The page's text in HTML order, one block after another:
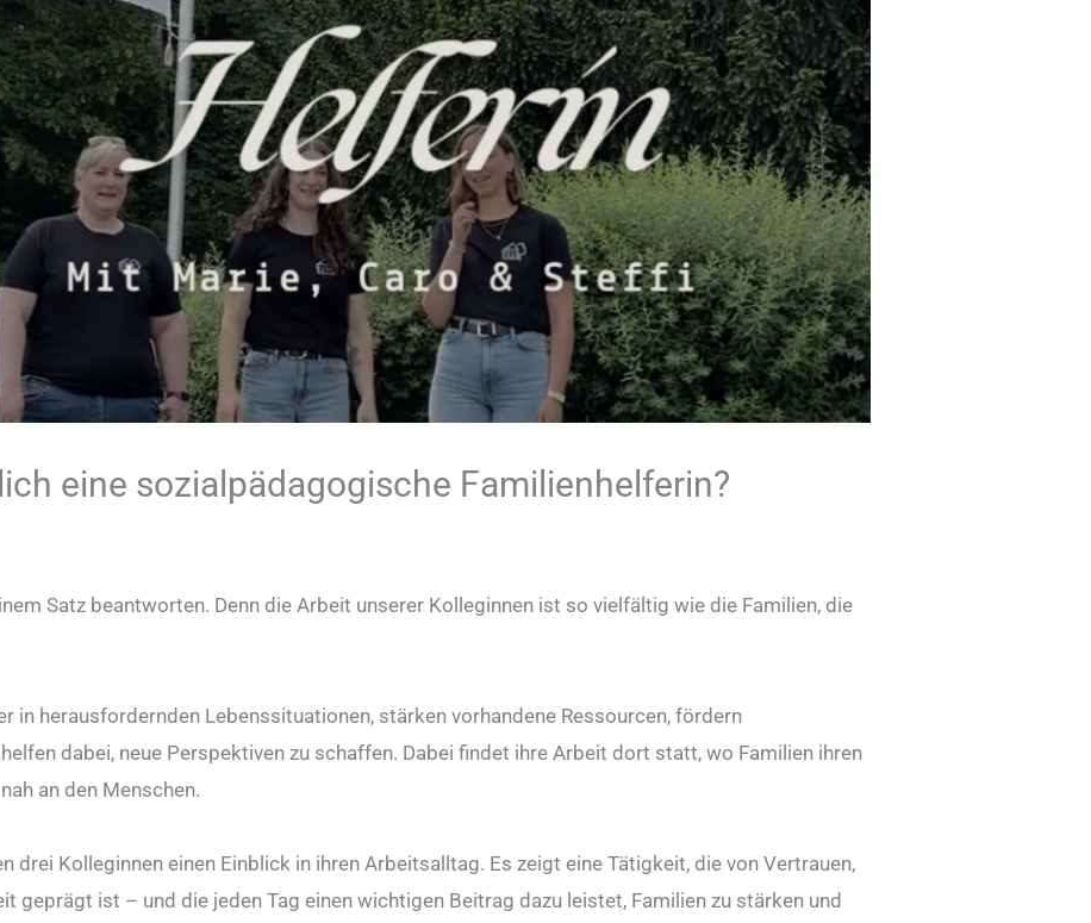
eine sozialpädagogische Familienhelferin?
Satz beantworten. Denn die Arbeit unserer Kolleginnen ist so vielfältig wie die Familien, die
in herausfordernden Lebenssituationen, stärken vorhandene Ressourcen, fördern
dabei, neue Perspektiven zu schaffen. Dabei findet ihre Arbeit dort statt, wo Familien ihren
an den Menschen.
drei Kolleginnen einen Einblick in ihren Arbeitsalltag. Es zeigt eine Tätigkeit, die von Vertrauen,
geprägt ist – und die jeden Tag einen wichtigen Beitrag dazu leistet, Familien zu stärken und